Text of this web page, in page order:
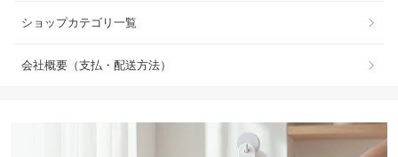
ショップカテゴリ一覧
会社概要（支払・配送方法）